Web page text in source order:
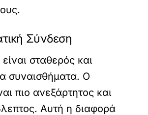
Σύνδεση
σταθερός και
συναισθήματα. Ο
πιο ανεξάρτητος και
Αυτή η διαφορά